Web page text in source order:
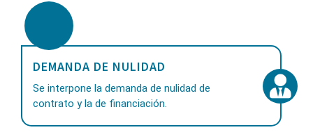
DEMANDA DE NULIDAD
Se interpone la demanda de nulidad de
contrato y la de financiación.